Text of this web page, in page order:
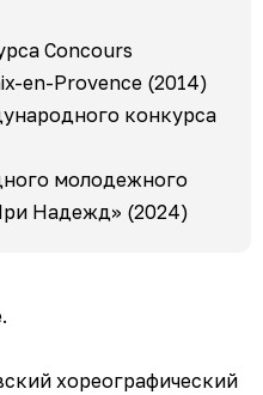
Concours
en-Provence (2014)
конкурса
молодежного
Надежд» (2024)
хореографический